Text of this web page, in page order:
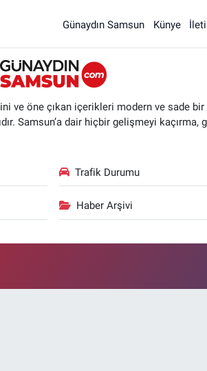
Günaydın Samsun Künye
ve öne çıkan içerikleri modern ve sade
Samsun’a dair hiçbir gelişmeyi kaçırma,
Trafik Durumu
Haber Arşivi